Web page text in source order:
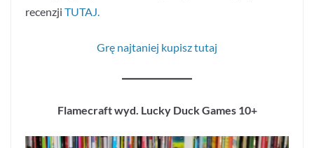
recenzji TUTAJ.
Grę najtaniej kupisz tutaj
Flamecraft wyd. Lucky Duck Games 10+